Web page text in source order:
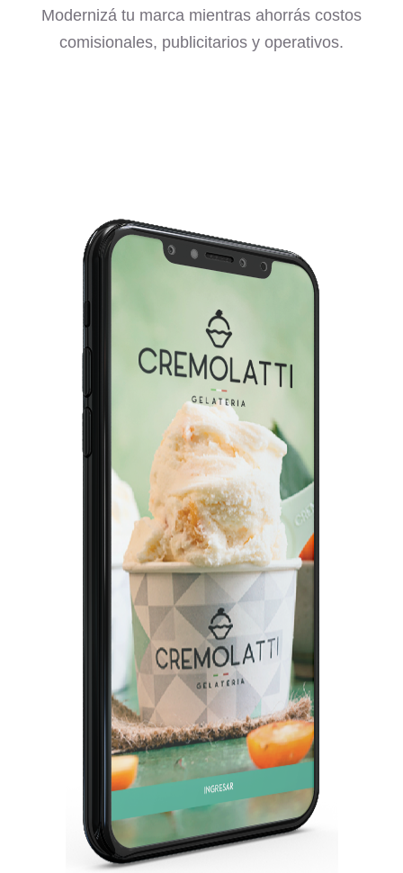
Modernizá tu marca mientras ahorrás costos
comisionales, publicitarios y operativos.